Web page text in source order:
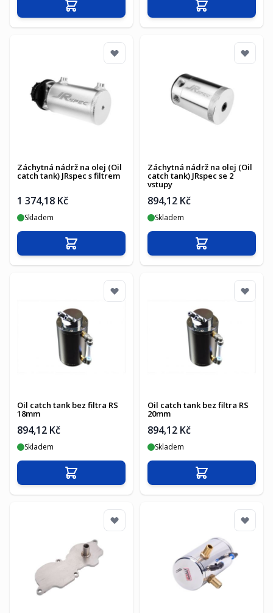
Přidat do košíku Přidat do košíku
Záchytná nádrž na olej (Oil
catch tank) JRspec s filtrem
1 374,18 Kč
Skladem
Přidat do košíku
Záchytná nádrž na olej (Oil
catch tank) JRspec se 2
vstupy
894,12 Kč
Skladem
Přidat do košíku
Oil catch tank bez filtra RS
18mm
894,12 Kč
Skladem
Přidat do košíku
Oil catch tank bez filtra RS
20mm
894,12 Kč
Skladem
Přidat do košíku